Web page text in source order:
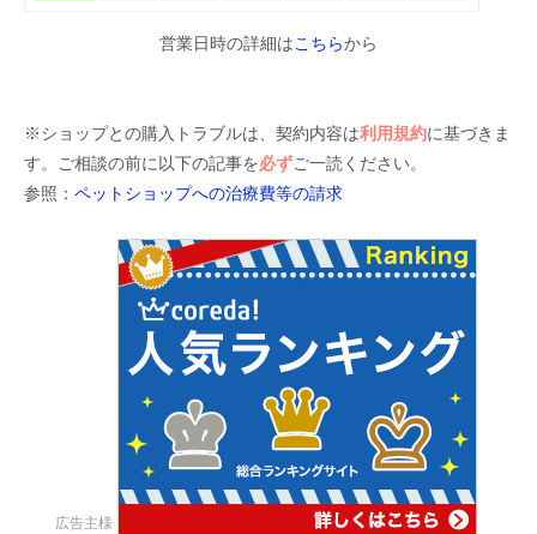
営業日時の詳細はこちらから
※ショップとの購入トラブルは、契約内容は利用規約に基づきま
す。ご相談の前に以下の記事を必ずご一読ください。
参照： ペットショップへの治療費等の請求
広告主様